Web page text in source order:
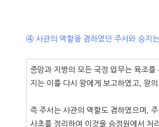
④ 사관의 역할을 겸하였던 주서와 승지
중앙과 지방의 모든 국정 업무는 육조
지는 이를 다시 왕에게 보고하였고, 왕
즉 주서는 사관의 역할도 겸하였으며,
사초를 정리하여 이것을 승정원에서 처